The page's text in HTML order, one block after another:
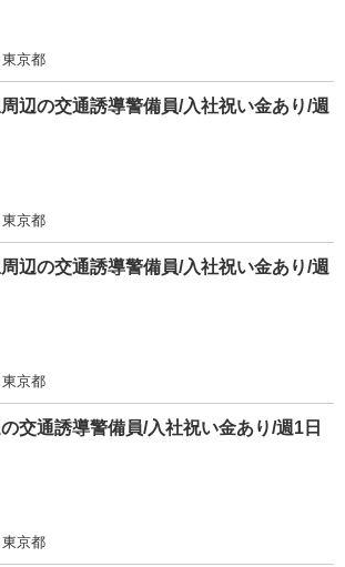
京都
辺の交通誘導警備員/入社祝い金あり/週
京都
辺の交通誘導警備員/入社祝い金あり/週
京都
交通誘導警備員/入社祝い金あり/週1日
京都